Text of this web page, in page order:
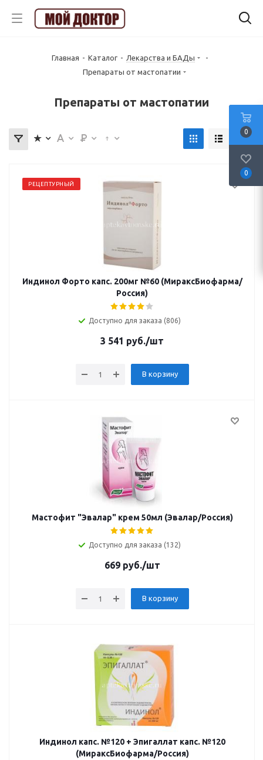
Главная - Каталог - Лекарства и БАДы
-
Препараты от мастопатии
Препараты от мастопатии
РЕЦЕПТУРНЫЙ
Индинол Форто капс. 200мг №60 (МираксБиофарма/
Россия)
Доступно для заказа (806)
3 541 руб./шт
В корзину
Мастофит "Эвалар" крем 50мл (Эвалар/Россия)
Доступно для заказа (132)
669руб./шт
В корзину
Индинол капс. №120 + Эпигаллат капс. №120
(МираксБиофарма/Россия)
0
0